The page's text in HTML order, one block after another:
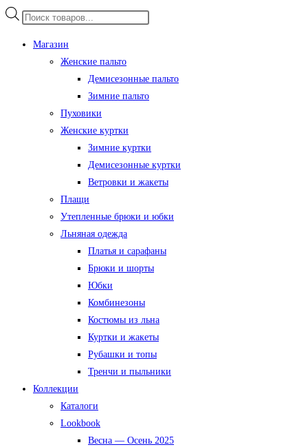
Поиск
Магазин
Женские пальто
Демисезонные пальто
Зимние пальто
Пуховики
Женские куртки
Зимние куртки
Демисезонные куртки
Ветровки и жакеты
Плащи
Утепленные брюки и юбки
Льняная одежда
Платья и сарафаны
Брюки и шорты
Юбки
Комбинезоны
Костюмы из льна
Куртки и жакеты
Рубашки и топы
Тренчи и пыльники
Коллекции
Каталоги
Lookbook
Весна — Осень 2025